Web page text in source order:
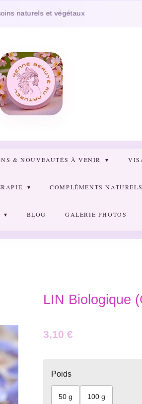
et végétaux
& NOUVEAUTÉS À VENIR
COMPLÉMENTS
BLOG GALERIE PHOTOS
LIN Biologique
3,10 €
Poids
50 g 100 g